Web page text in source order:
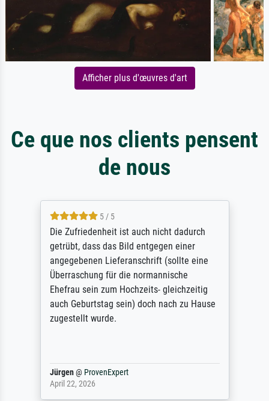
Afficher plus d'œuvres d'art
Ce que nos clients pensent
de nous
5 / 5
Die Zufriedenheit ist auch nicht dadurch
getrübt, dass das Bild entgegen einer
angegebenen Lieferanschrift (sollte eine
Überraschung für die normannische
Ehefrau sein zum Hochzeits- gleichzeitig
auch Geburtstag sein) doch nach zu Hause
zugestellt wurde.
Jürgen@ ProvenExpert
April 22, 2026